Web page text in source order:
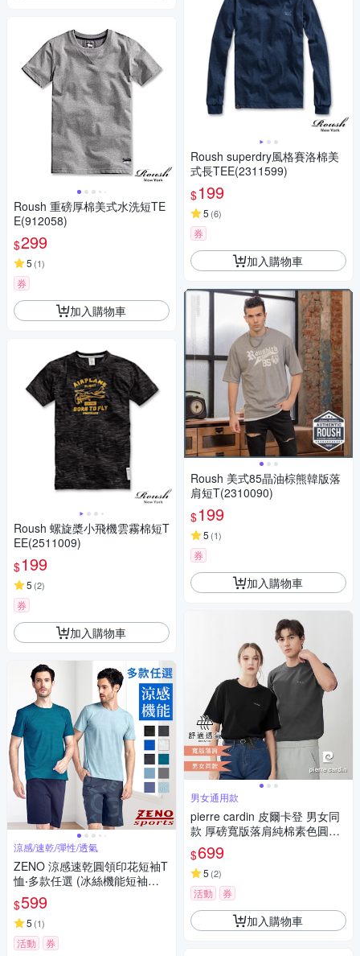
Roush 重磅厚棉美式水洗短TE
E(912058)
$299
5 (1)
券
加入購物車
Roush 螺旋槳小飛機雲霧棉短T
EE(2511009)
$199
5 (2)
券
加入購物車
涼感/速乾/彈性/透氣
ZENO 涼感速乾圓領印花短袖T
恤‧多款任選 (冰絲機能短袖上
衣/舒適感T-Shirt)
$599
5 (1)
活動 券
Roush superdry風格賽洛棉美
式長TEE(2311599)
$199
5 (6)
券
加入購物車
Roush 美式85晶油棕熊韓版落
肩短T(2310090)
$199
5 (1)
券
加入購物車
男女通用款
pierre cardin 皮爾卡登 男女同
款 厚磅寬版落肩純棉素色圓領
短袖T恤(多色任選)
$699
5 (2)
活動 券
加入購物車